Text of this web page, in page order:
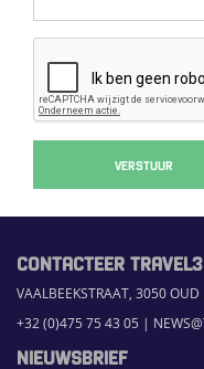
VERSTUUR
CONTACTEER
VAALBEEKSTRAAT, 3050 OUD
+32 (0)475 75 43 05 |
NIEUWSBRIEF